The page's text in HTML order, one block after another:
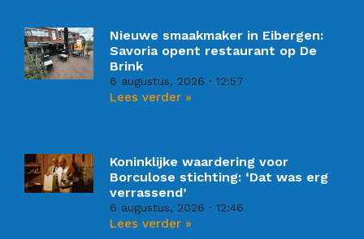
Nieuwe smaakmaker in Eibergen:
Savoria opent restaurant op De
Brink
6 augustus, 2026 12:57
Lees verder »
Koninklijke waardering voor
Borculose stichting: ‘Dat was erg
verrassend’
6 augustus, 2026 12:46
Lees verder »